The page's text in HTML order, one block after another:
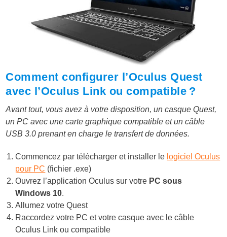
Comment configurer l’Oculus Quest
avec l’Oculus Link ou compatible ?
Avant tout, vous avez à votre disposition, un casque Quest,
un PC avec une carte graphique compatible et un câble
USB 3.0 prenant en charge le transfert de données.
Commencez par télécharger et installer le logiciel Oculus
pour PC (fichier .exe)
Ouvrez l’application Oculus sur votre PC sous
Windows 10.
Allumez votre Quest
Raccordez votre PC et votre casque avec le câble
Oculus Link ou compatible